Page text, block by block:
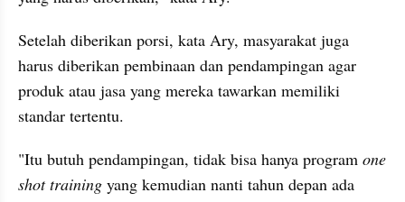
Setelah diberikan porsi, kata Ary, masyarakat juga
harus diberikan pembinaan dan pendampingan agar
produk atau jasa yang mereka tawarkan memiliki
standar tertentu.
"Itu butuh pendampingan, tidak bisa hanya program one
shot training yang kemudian nanti tahun depan ada